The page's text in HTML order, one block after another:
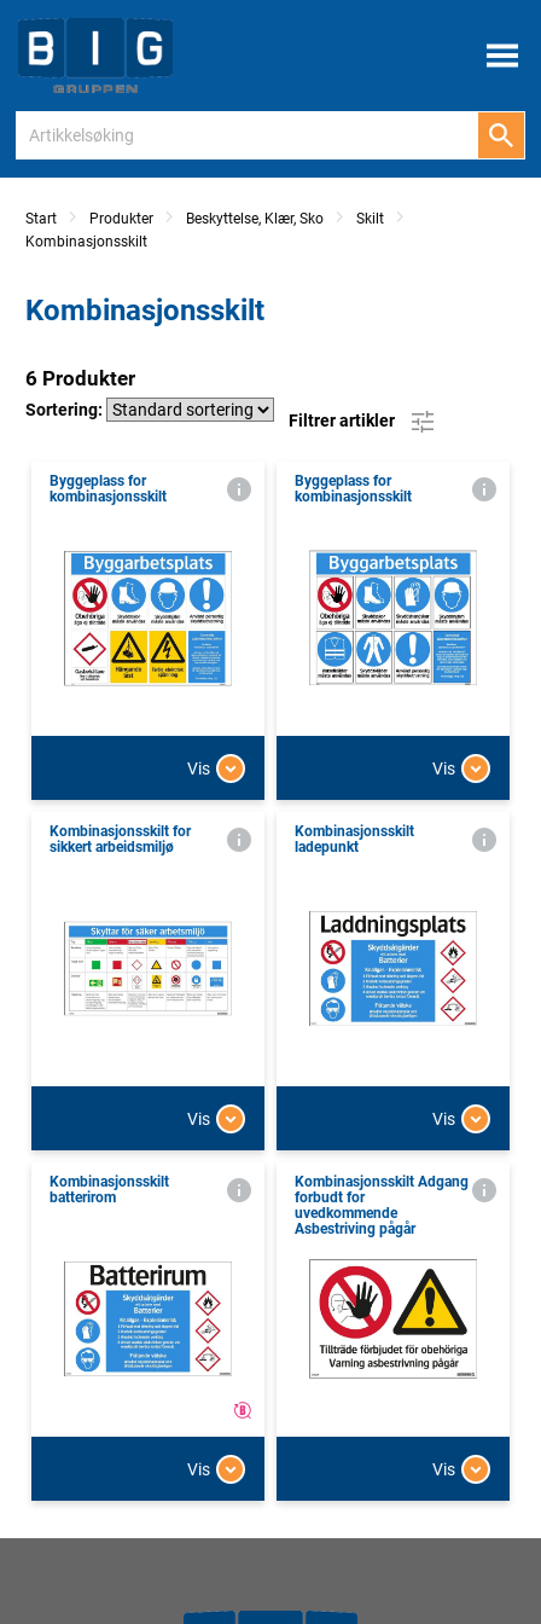
Meny
Start Produkter Beskyttelse, Klær, Sko
Skilt
Kombinasjonsskilt
Kombinasjonsskilt
6 Produkter
Sortering:
Filtrer artikler
Byggeplass for
kombinasjonsskilt
Vis
Byggeplass for
kombinasjonsskilt
Vis
Kombinasjonsskilt for
sikkert arbeidsmiljø
Vis
Kombinasjonsskilt
ladepunkt
Vis
Kombinasjonsskilt
batterirom
Vis
Kombinasjonsskilt Adgang
forbudt for
uvedkommende
Asbestriving pågår
Vis